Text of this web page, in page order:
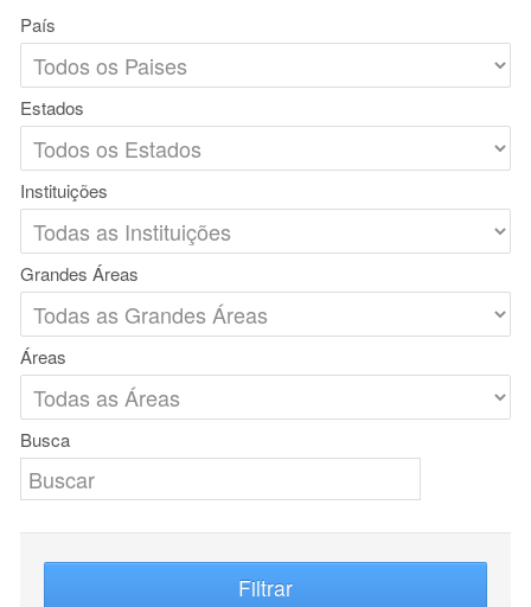
País
Estados
Instituições
Grandes Áreas
Áreas
Busca
Filtrar